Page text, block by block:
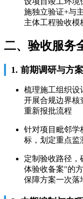
施独立验证+与
主体工程验收模
二、验收服务
1. 前期调研与方
梳理施工组织设
开展合规边界核
重新报批流程
针对项目毗邻学
标，划定重点监
定制验收路径，
体验收备案"的
保障方案一次落